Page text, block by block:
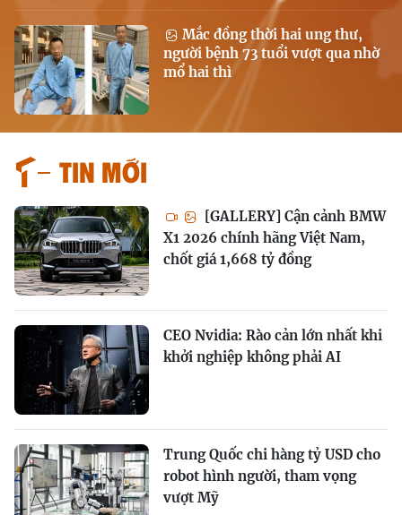
Mắc đồng thời hai ung thư,
người bệnh 73 tuổi vượt qua nhờ
mổ hai thì
Tin mới
[GALLERY] Cận cảnh BMW
X1 2026 chính hãng Việt Nam,
chốt giá 1,668 tỷ đồng
CEO Nvidia: Rào cản lớn nhất khi
khởi nghiệp không phải AI
Trung Quốc chi hàng tỷ USD cho
robot hình người, tham vọng
vượt Mỹ